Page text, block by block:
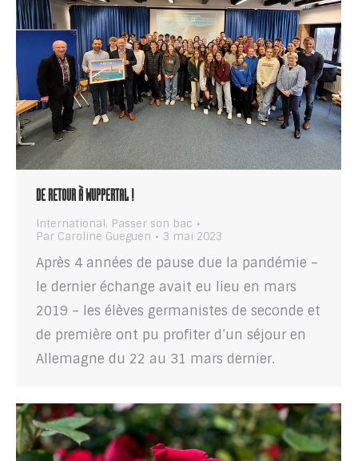
DE RETOUR À WUPPERTAL !
International, Passer son bac
Par Caroline Gueguen 3 mai 2023
Après 4 années de pause due la pandémie –
le dernier échange avait eu lieu en mars
2019 – les élèves germanistes de seconde et
de première ont pu profiter d’un séjour en
Allemagne du 22 au 31 mars dernier.